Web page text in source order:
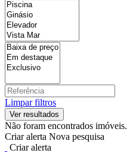
Limpar filtros
Não foram encontrados imóveis.
Criar alerta Nova pesquisa
Criar alerta